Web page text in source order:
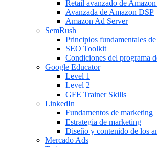
Retail avanzado de
Avanzada de Amazon DSP
Amazon Ad Server
SemRush
Principios fundamentales
SEO Toolkit
Condiciones del programa
Google Educator
Level 1
Level 2
GFE Trainer Skills
LinkedIn
Fundamentos de marketing
Estrategia de marketing
Diseño y contenido de los
Mercado Ads